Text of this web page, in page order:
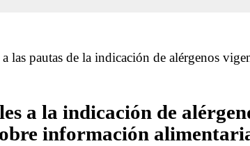
las pautas de la indicación de alérgenos
a la indicación de
información